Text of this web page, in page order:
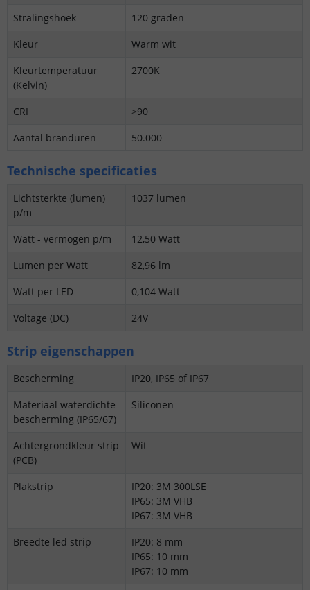
Stralingshoek
120 graden
Kleur
Warm wit
Kleurtemperatuur
(Kelvin)
2700K
CRI
>90
Aantal branduren
50.000
Technische specificaties
Lichtsterkte (lumen)
p/m
1037 lumen
Watt - vermogen p/m
12,50 Watt
Lumen per Watt
82,96 lm
Watt per LED
0,104 Watt
Voltage (DC)
24V
Strip eigenschappen
Bescherming
IP20, IP65 of IP67
Materiaal waterdichte
bescherming (IP65/67)
Siliconen
Achtergrondkleur strip
(PCB)
Wit
Plakstrip
IP20: 3M 300LSE
IP65: 3M VHB
IP67: 3M VHB
Breedte led strip
IP20: 8 mm
IP65: 10 mm
IP67: 10 mm